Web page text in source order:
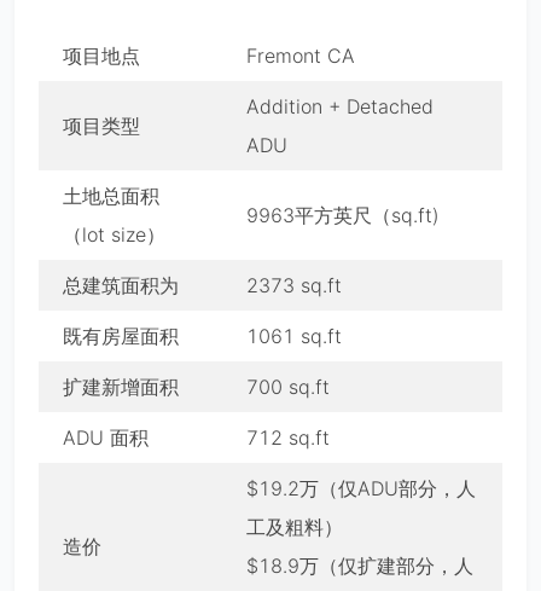
项目地点 Fremont CA
项目类型
Addition + Detached
ADU
土地总面积
（lot size）
9963平方英尺（sq.ft)
总建筑面积为 2373 sq.ft
既有房屋面积 1061 sq.ft
扩建新增面积 700 sq.ft
ADU 面积 712 sq.ft
造价
$19.2万（仅ADU部分，人
工及粗料）
$18.9万（仅扩建部分，人